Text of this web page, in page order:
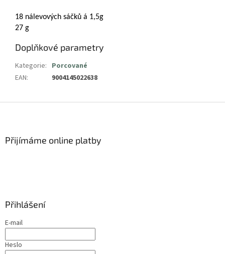
18 nálevových sáčků á 1,5g
27 g
Doplňkové parametry
Kategorie: Porcované
EAN: 9004145022638
Přijímáme online platby
Přihlášení
E-mail
Heslo